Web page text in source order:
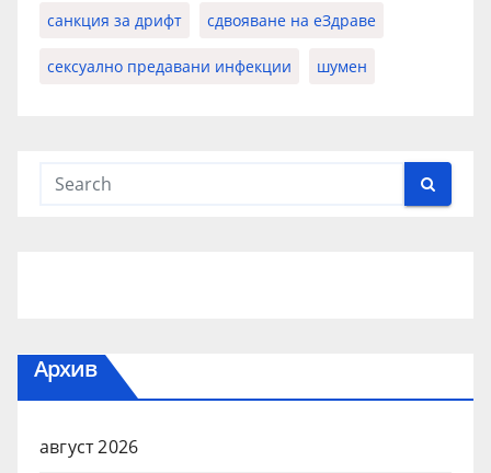
санкция за дрифт сдвояване на еЗдраве
сексуално предавани инфекции шумен
Архив
август 2026